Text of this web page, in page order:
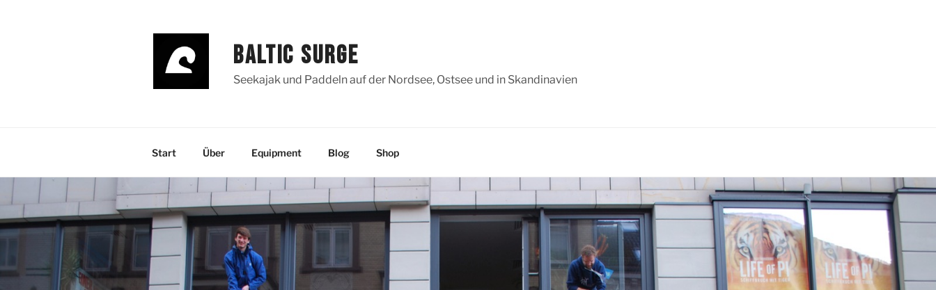
BALTIC SURGE
Seekajak und Paddeln auf der Nordsee, Ostsee und in Skandinavien
Start Über Equipment Blog Shop